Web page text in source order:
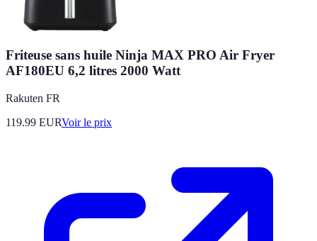
Friteuse sans huile Ninja MAX PRO Air Fryer
AF180EU 6,2 litres 2000 Watt
Rakuten FR
119.99 EURVoir le prix